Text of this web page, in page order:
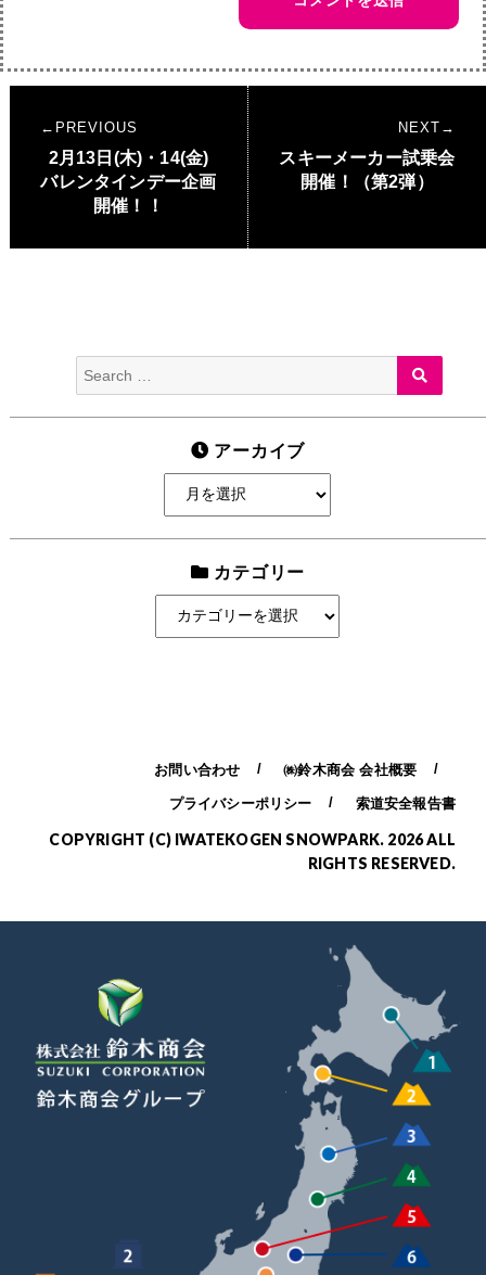
ゲ
PREVIOUS
Previous
post:
2月13日(木)・14(金)
バレンタインデー企画
開催！！
NEXT
Next
post:
スキーメーカー試乗会
開催！（第2弾）
Search
for:
アーカイブ
カテゴリー
お問い合わせ ㈱鈴木商会 会社概要
プライバシーポリシー 索道安全報告書
COPYRIGHT (C) IWATEKOGEN SNOWPARK. 2026 ALL
RIGHTS RESERVED.